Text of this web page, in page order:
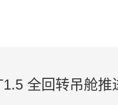
全回转吊舱推